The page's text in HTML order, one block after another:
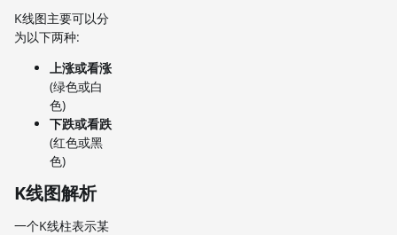
K线图主要可以分
为以下两种:
上涨或看涨
(绿色或白
色)
下跌或看跌
(红色或黑
色)
K线图解析
一个K线柱表示某